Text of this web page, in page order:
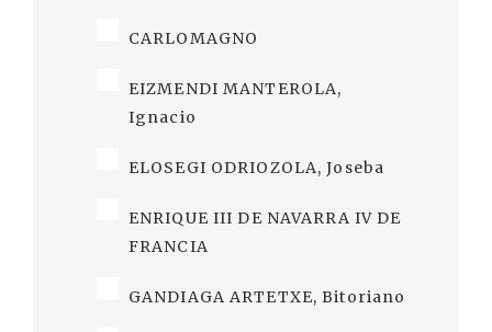
CARLOMAGNO
EIZMENDI MANTEROLA,
Ignacio
ELOSEGI ODRIOZOLA, Joseba
ENRIQUE III DE NAVARRA IV DE
FRANCIA
GANDIAGA ARTETXE, Bitoriano